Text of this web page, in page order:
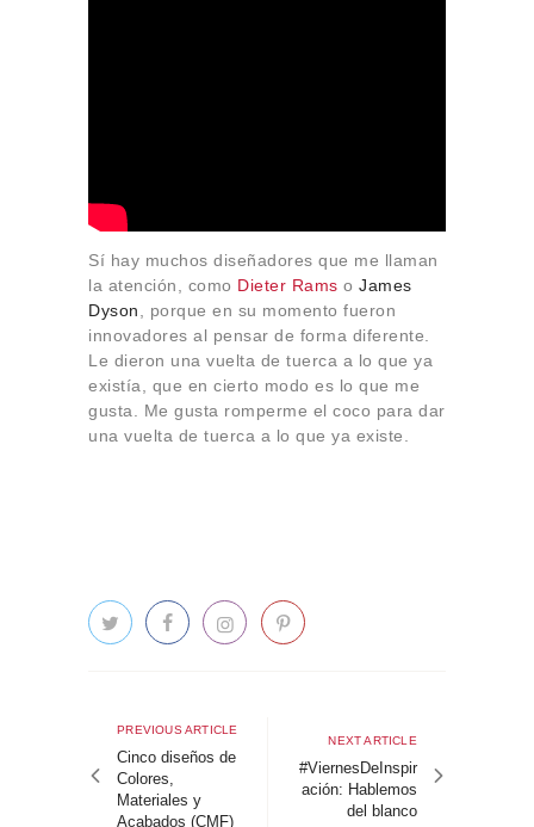
Sí hay muchos diseñadores que me llaman
la atención, como Dieter Rams o James
Dyson , porque en su momento fueron
innovadores al pensar de forma diferente.
Le dieron una vuelta de tuerca a lo que ya
existía, que en cierto modo es lo que me
gusta. Me gusta romperme el coco para dar
una vuelta de tuerca a lo que ya existe.
de
entradas
Previous
article
PREVIOUS ARTICLE
Cinco diseños de
Colores,
Materiales y
Acabados (CMF)
Next
article
NEXT ARTICLE
#ViernesDeInspir
ación: Hablemos
del blanco